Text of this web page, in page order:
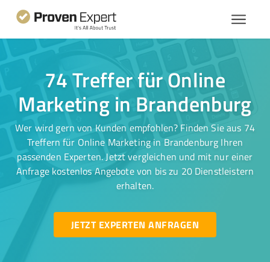
74 Treffer für Online
Marketing in Brandenburg
Wer wird gern von Kunden empfohlen? Finden Sie aus 74
Treffern für Online Marketing in Brandenburg Ihren
passenden Experten. Jetzt vergleichen und mit nur einer
Anfrage kostenlos Angebote von bis zu 20 Dienstleistern
erhalten.
JETZT EXPERTEN ANFRAGEN